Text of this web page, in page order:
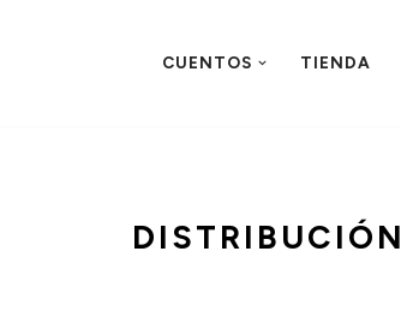
CUENTOS TIENDA
DISTRIBUCIÓN